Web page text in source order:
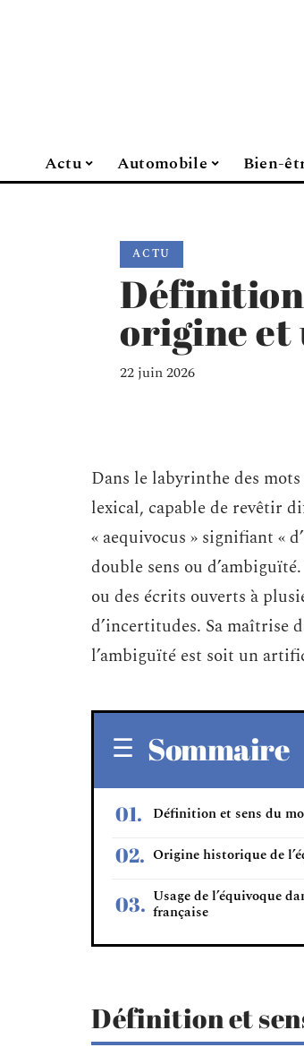
Actu Automobile Bien-
ACTU
Définition
origine et
22 juin 2026
Dans le labyrinthe des
lexical, capable de revêtir
« aequivocus » signifiant «
double sens ou
ou des écrits ouverts à
d’incertitudes. Sa maîtrise
l’ambiguïté est soit un
Sommaire
Définition et sens du
Origine historique de
Usage de l’équivoque
française
Définition et